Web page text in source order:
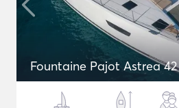
Fountaine Pajot Astrea 42